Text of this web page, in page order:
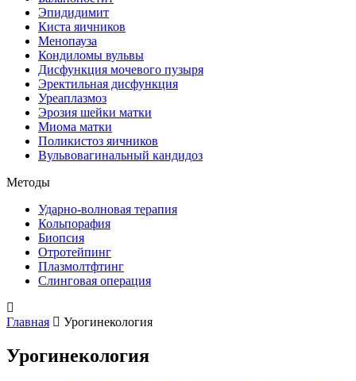
Эпидидимит
Киста яичников
Менопауза
Кондиломы вульвы
Дисфункция мочевого пузыря
Эректильная дисфункция
Уреаплазмоз
Эрозия шейки матки
Миома матки
Поликистоз яичников
Вульвовагинальный кандидоз
Методы
Ударно-волновая терапия
Кольпорафия
Биопсия
Отротейпинг
Плазмолтфтинг
Слинговая операция
Главная Урогинекология
Урогинекология